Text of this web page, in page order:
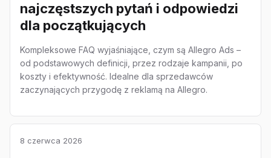
najczęstszych pytań i odpowiedzi
dla początkujących
Kompleksowe FAQ wyjaśniające, czym są Allegro Ads –
od podstawowych definicji, przez rodzaje kampanii, po
koszty i efektywność. Idealne dla sprzedawców
zaczynających przygodę z reklamą na Allegro.
8 czerwca 2026